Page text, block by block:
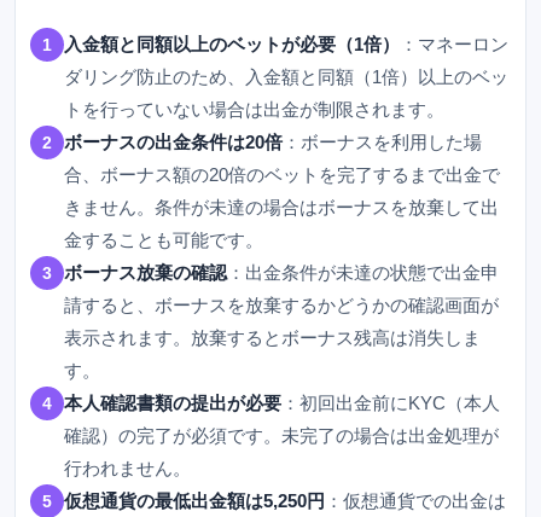
1 入金額と同額以上のベットが必要（1倍）
：マネーロン
ダリング防止のため、入金額と同額（1倍）以上のベッ
トを行っていない場合は出金が制限されます。
2 ボーナスの出金条件は20倍 ：ボーナスを利用した場
合、ボーナス額の20倍のベットを完了するまで出金で
きません。条件が未達の場合はボーナスを放棄して出
金することも可能です。
3 ボーナス放棄の確認 ：出金条件が未達の状態で出金申
請すると、ボーナスを放棄するかどうかの確認画面が
表示されます。放棄するとボーナス残高は消失しま
す。
4 本人確認書類の提出が必要 ：初回出金前にKYC（本人
確認）の完了が必須です。未完了の場合は出金処理が
行われません。
5 仮想通貨の最低出金額は5,250円 ：仮想通貨での出金は